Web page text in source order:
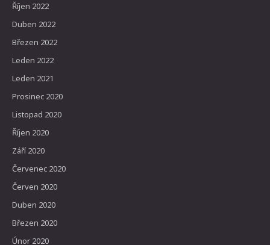
Říjen 2022
Duben 2022
Březen 2022
Leden 2022
Leden 2021
Prosinec 2020
Listopad 2020
Říjen 2020
Září 2020
Červenec 2020
Červen 2020
Duben 2020
Březen 2020
Únor 2020